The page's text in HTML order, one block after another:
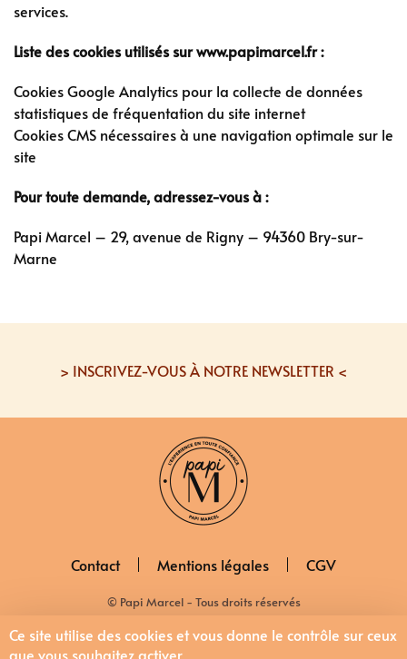
services.
Liste des cookies utilisés sur www.papimarcel.fr :
Cookies Google Analytics pour la collecte de données
statistiques de fréquentation du site internet
Cookies CMS nécessaires à une navigation optimale sur le
site
Pour toute demande, adressez-vous à :
Papi Marcel – 29, avenue de Rigny – 94360 Bry-sur-
Marne
> INSCRIVEZ-VOUS À NOTRE NEWSLETTER <
Contact Mentions légales CGV
© Papi Marcel - Tous droits réservés
Ce site utilise des cookies et vous donne le contrôle sur ceux
que vous souhaitez activer